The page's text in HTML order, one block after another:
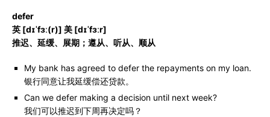
defer
英 [dɪˈfɜː(r)] 美 [dɪˈfɜːr]
推迟、延缓、展期；遵从、听从、顺从
My bank has agreed to defer the repayments on my loan.
银行同意让我延缓偿还贷款。
Can we defer making a decision until next week?
我们可以推迟到下周再决定吗？